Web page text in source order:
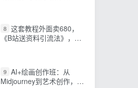
8 这套教程外面卖680，
《B站送资料引流法》，单
9 AI+绘画创作班：从
Midjourney到艺术创作，全